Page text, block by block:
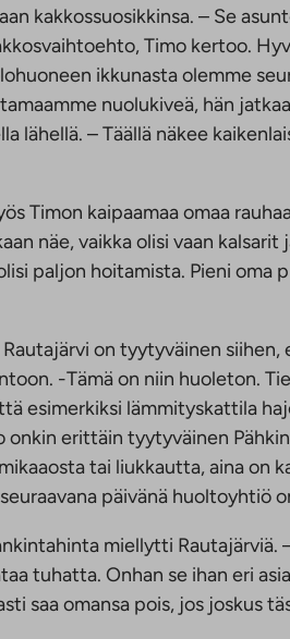
kakkossuosikkinsa. – Se
Timo kertoo.
ikkunasta olemme
nuolukiveä, hän
lähellä. – Täällä näkee
Timon kaipaamaa omaa
näe, vaikka olisi vaan
paljon hoitamista. Pieni
on tyytyväinen
-Tämä on niin huoleton.
esimerkiksi lämmityskattila
onkin erittäin tyytyväinen
tai liukkautta, aina on
päivänä huoltoyhtiö
miellytti
tuhatta. Onhan se ihan eri
saa omansa pois, jos joskus